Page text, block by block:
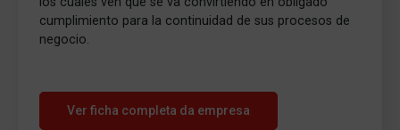
cumplimiento para la continuidad de sus procesos de
negocio.
Ver ficha completa da empresa